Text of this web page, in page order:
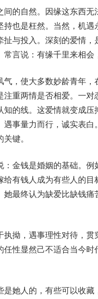
间的自然。因缘这东西无
也是枉然。当然，机
与投入。深刻的爱情
言说：有缘千里来相会
气，使大多数妙龄青年
重两情是否相爱。一
的线。这爱情就变成
事量力而行，诚实表
键。
：金钱是婚姻的基础。
有钱人成为有些人的
最终认为缺爱比缺钱
拗，遇事理性对待，
性显然己不适合当今时
她人的，有些可以收